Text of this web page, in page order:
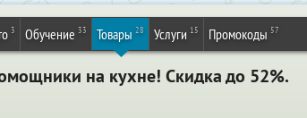
3 Обучение 33 Товары 28 Услуги 15 Промокоды 57
на кухне! Скидка до 52%.